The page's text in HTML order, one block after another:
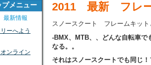
2011 最新 フレ
スノースクート フレームキット
-BMX、MTB、、どんな自転車で
なる。。
それはスノースクートでも同じ
プメニュー
最新情報
ーへよう
ンライン